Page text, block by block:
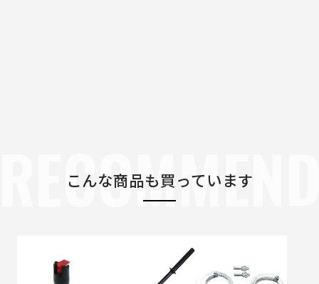
こんな商品も買っています